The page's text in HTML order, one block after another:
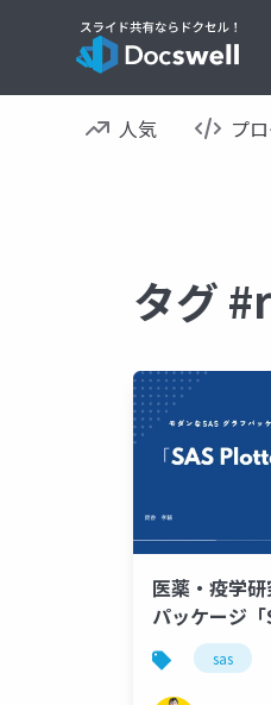
人気 プ
タグ
医薬・疫学
パッケージ
sas